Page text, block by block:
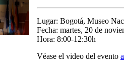
Lugar: Bogotá, Museo
Fecha: martes, 20 de
Hora: 8:00-12:30h
Véase el video del evento